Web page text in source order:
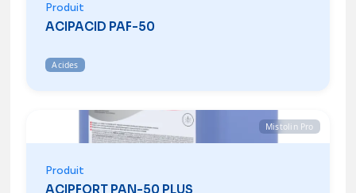
Produit
ACIPACID PAF-50
Acides
Mistolin Pro
Produit
ACIPFORT PAN-50 PLUS